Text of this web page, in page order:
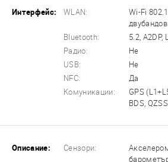
Интерфейс: WLAN:
Wi-Fi
двубандов
Bluetooth:
5.2, A2DP,
Радио:
Не
USB:
Не
NFC:
Да
Комуникации:
GPS
BDS, QZSS
Описание: Сензори: